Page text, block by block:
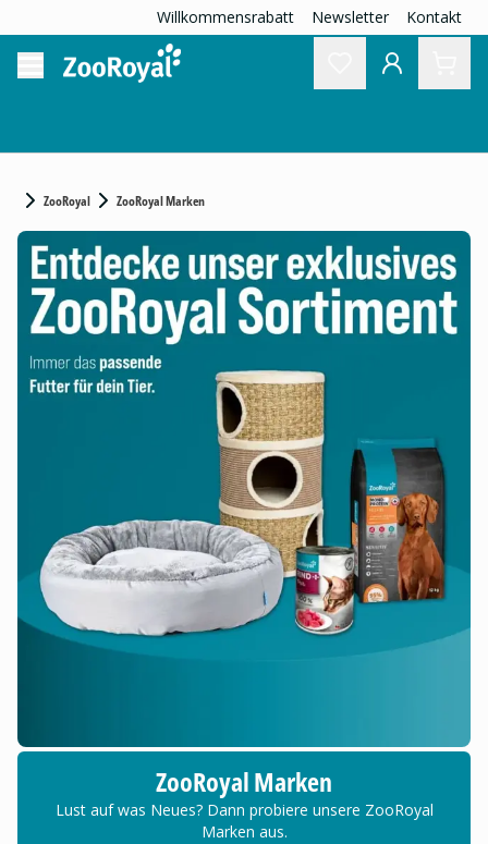
Willkommensrabatt Newsletter Kontakt
ZooRoyal ZooRoyal Marken
ZooRoyal Marken
Lust auf was Neues? Dann probiere unsere ZooRoyal
Marken aus.